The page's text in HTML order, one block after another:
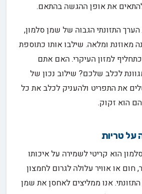
את אופן ההגשה בהתאם.
התזונתי הגבוה של שמן סלמון,
מאוזנת ומלאה. שילבו אותו כתוספת
למזון העיקרי. האם אתם
לכלב שלכם? שילוב נכון של
את התפריט ולהעניק לכלב את כל
הוא זקוק.
על טריות
הוא קריטי לשמירה על איכותו
חום או אוויר עלולה לגרום לחמצון
אנו ממליצים לאחסן את שמן